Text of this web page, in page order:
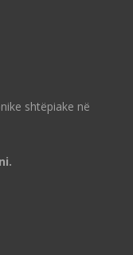
shtëpiake në